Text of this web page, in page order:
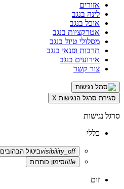
אזורים
לינה בנגב
אוכל בנגב
אטרקציות בנגב
מסלולי טיול בנגב
תרבות ופנאי בנגב
אירועים בנגב
צור קשר
סגירת סרגל הנגישות X
סרגל נגישות
כללי
visibility_offביטול הבהובים
titleסימון כותרות
זום